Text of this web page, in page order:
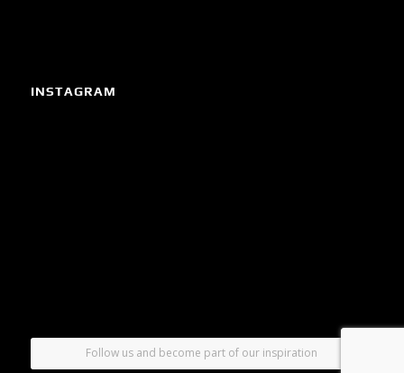
INSTAGRAM
Follow us and become part of our inspiration